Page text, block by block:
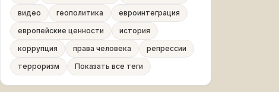
видео
геополитика
евроинтеграция
европейские ценности
история
коррупция
права человека
репрессии
терроризм
Показать все теги